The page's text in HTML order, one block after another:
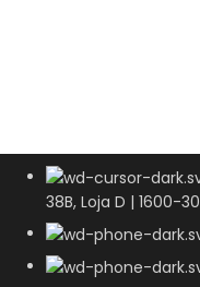
38B, Loja D | 1600-